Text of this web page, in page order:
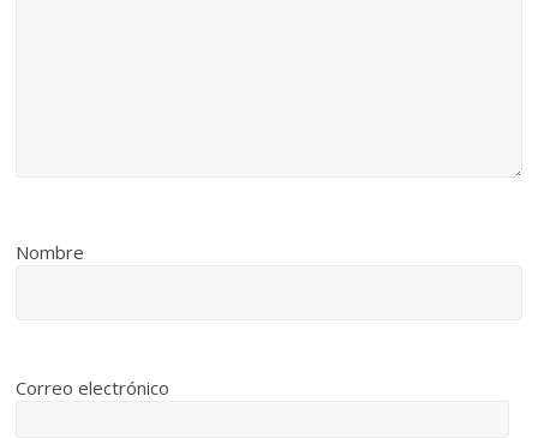
Nombre
Correo electrónico